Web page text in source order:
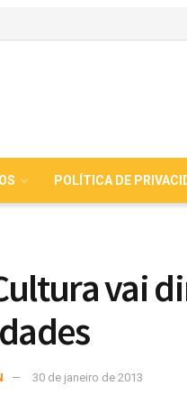
POLÍTICA DE
vai
30 de janeiro de 2013